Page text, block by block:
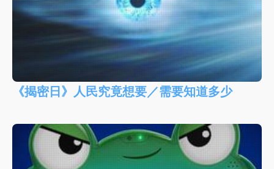
《揭密日》人民究竟想要／需要知道多少